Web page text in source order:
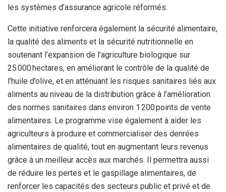
les systèmes d’assurance agricole réformés.
Cette initiative renforcera également la sécurité alimentaire,
la qualité des aliments et la sécurité nutritionnelle en
soutenant l’expansion de l’agriculture biologique sur
25 000 hectares, en améliorant le contrôle de la qualité de
l’huile d’olive, et en atténuant les risques sanitaires liés aux
aliments au niveau de la distribution grâce à l’amélioration
des normes sanitaires dans environ 1 200 points de vente
alimentaires. Le programme vise également à aider les
agriculteurs à produire et commercialiser des denrées
alimentaires de qualité, tout en augmentant leurs revenus
grâce à un meilleur accès aux marchés. Il permettra aussi
de réduire les pertes et le gaspillage alimentaires, de
renforcer les capacités des secteurs public et privé et de